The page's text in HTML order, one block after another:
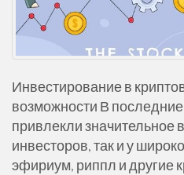
Инвестирование в
возможности В
привлекли значительное
инвесторов, так и у
эфириум, риппл и другие